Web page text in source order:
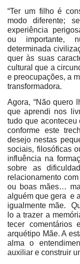
“Ter um filho é
modo diferente;
experiência
ou importante,
determinada
quer às suas
cultural que a
e preocupações, a
transformadora.
Agora, “Não quero
que aprendi nos
tudo que
conforme este
desejo nestas
sociais, filosóficas
influência na
sobre as
relacionamento
ou boas mães…
alguém que gera e
igualmente mãe.
lo a trazer a
tecer comentários
arquétipo Mãe. A
alma o
auxiliar e construir